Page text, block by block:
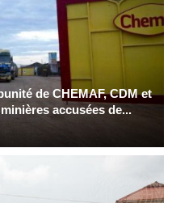
de CHEMAF, CDM et
accusées de...